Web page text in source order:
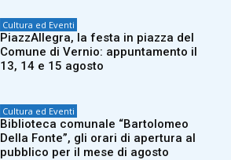
Cultura ed Eventi
PiazzAllegra, la festa in piazza del
Comune di Vernio: appuntamento il
13, 14 e 15 agosto
Cultura ed Eventi
Biblioteca comunale “Bartolomeo
Della Fonte”, gli orari di apertura al
pubblico per il mese di agosto